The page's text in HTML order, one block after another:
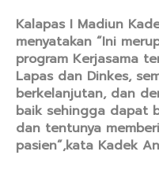
Kalapas I Madiun
menyatakan “Ini
program Kerjasama
Lapas dan Dinkes,
berkelanjutan, dan
baik sehingga dapat
dan tentunya
pasien”,kata Kadek